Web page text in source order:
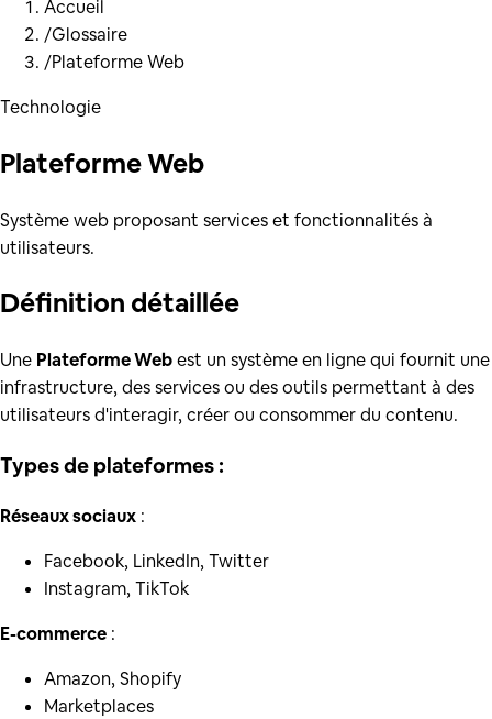
Accueil
/Glossaire
/Plateforme Web
Technologie
Plateforme Web
Système web proposant services et fonctionnalités à
utilisateurs.
Définition détaillée
Une Plateforme Webest un système en ligne qui fournit une
infrastructure, des services ou des outils permettant à des
utilisateurs d'interagir, créer ou consommer du contenu.
Types de plateformes :
Réseaux sociaux :
Facebook, LinkedIn, Twitter
Instagram, TikTok
E-commerce :
Amazon, Shopify
Marketplaces